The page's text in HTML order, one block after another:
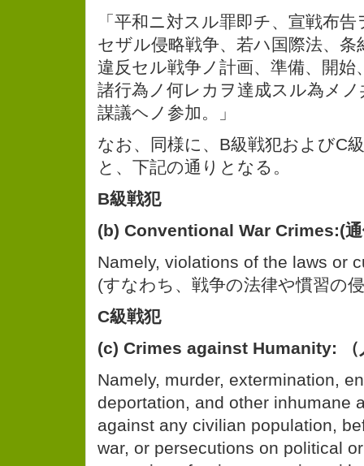
「平和ニ対スル罪即チ、宣戦布
セザル侵略戦争、若ハ国際法、条
違反セル戦争ノ計画、準備、開始
諸行為ノ何レカヲ達成スル為メ
謀議ヘノ参加。」
なお、同様に、B級戦犯およびC
と、下記の通りとなる。
B級戦犯
(b) Conventional War Crimes:(通
Namely, violations of the laws or
(すなわち、戦争の法律や慣習の
C級戦犯
(c) Crimes against Humanity: （
Namely, murder, extermination,
deportation, and other inhumane
against any civilian population,
war, or persecutions on political